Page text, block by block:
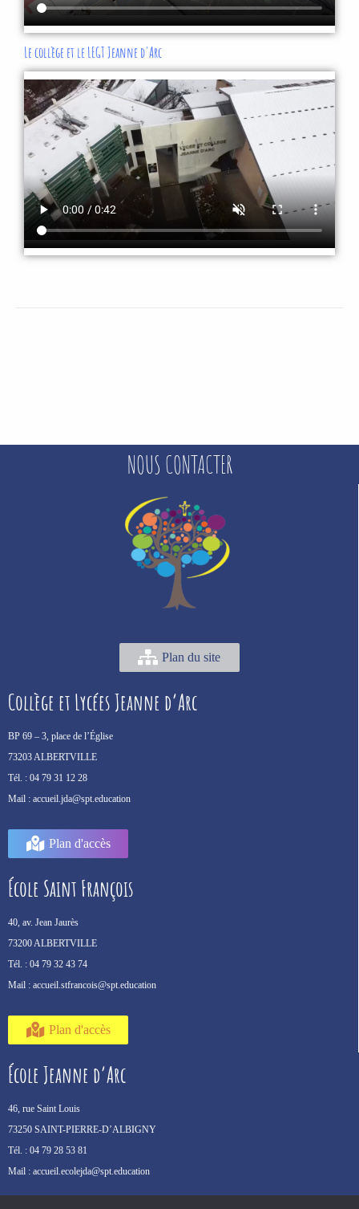
Le collège et le LEGT Jeanne d'Arc
NOUS CONTACTER
Plan du site
Collège et Lycées Jeanne d’Arc
BP 69 – 3, place de l’Église
73203 ALBERTVILLE
Tél. : 04 79 31 12 28
Mail : accueil.jda@spt.education
Plan d'accès
École Saint François
40, av. Jean Jaurès
73200 ALBERTVILLE
Tél. : 04 79 32 43 74
Mail : accueil.stfrancois@spt.education
Plan d'accès
École Jeanne d’Arc
46, rue Saint Louis
73250 SAINT-PIERRE-D’ALBIGNY
Tél. : 04 79 28 53 81
Mail : accueil.ecolejda@spt.education